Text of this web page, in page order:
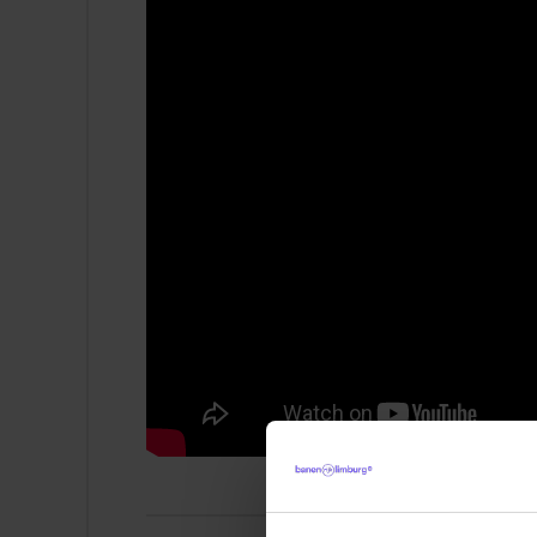
Een afgeronde hbo-opleiding, bij
3–5 jaar relevante werkervaring in